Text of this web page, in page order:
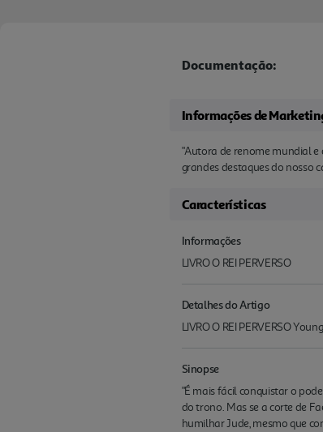
Documentação:
Informações de
"Autora de renome mundial e
grandes destaques do nosso
Características
Informações
LIVRO O REI PERVERSO
Detalhes do Artigo
LIVRO O REI PERVERSO
Sinopse
"É mais fácil conquistar o
do trono. Mas se a corte de
humilhar Jude, mesmo que